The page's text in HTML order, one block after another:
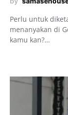
Perlu untuk
menanyakan di
kamu kan?…